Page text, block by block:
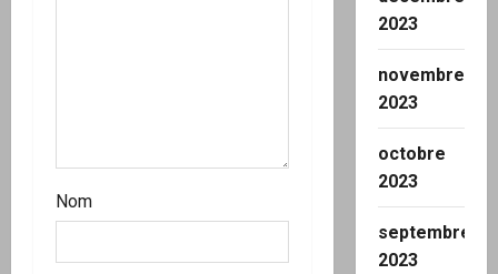
l
Nom
2023
novembre
2023
octobre
2023
septembre
2023